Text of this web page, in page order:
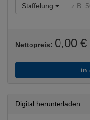
Staffelung
Nettopreis: 0,00 €
in
Digital herunterladen